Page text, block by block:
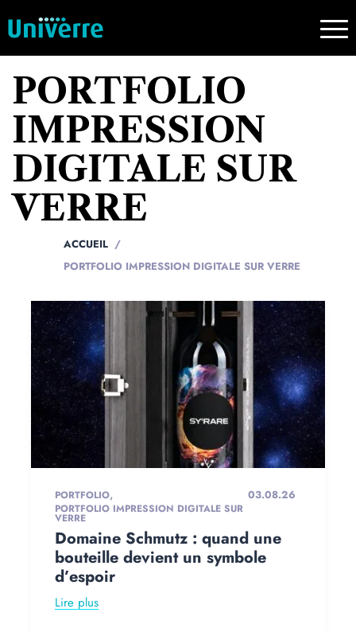
PORTFOLIO
IMPRESSION
DIGITALE SUR
VERRE
ACCUEIL
PORTFOLIO IMPRESSION DIGITALE SUR VERRE
PORTFOLIO,
PORTFOLIO IMPRESSION DIGITALE SUR
VERRE
03.08.26
Domaine Schmutz : quand une
bouteille devient un symbole
d’espoir
Lire plus